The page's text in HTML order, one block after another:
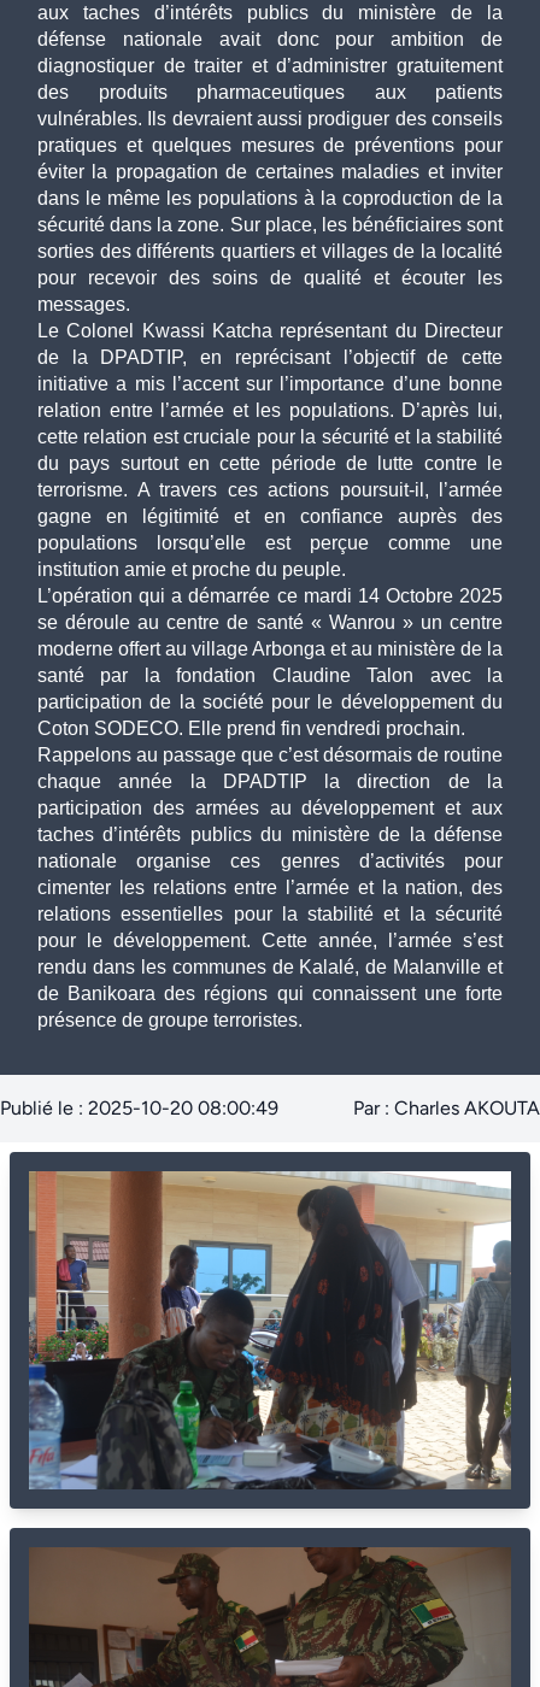
aux taches d’intérêts publics du ministère de la
défense nationale avait donc pour ambition de
diagnostiquer de traiter et d’administrer gratuitement
des produits pharmaceutiques aux patients
vulnérables. Ils devraient aussi prodiguer des conseils
pratiques et quelques mesures de préventions pour
éviter la propagation de certaines maladies et inviter
dans le même les populations à la coproduction de la
sécurité dans la zone. Sur place, les bénéficiaires sont
sorties des différents quartiers et villages de la localité
pour recevoir des soins de qualité et écouter les
messages.
Le Colonel Kwassi Katcha représentant du Directeur
de la DPADTIP, en reprécisant l’objectif de cette
initiative a mis l’accent sur l’importance d’une bonne
relation entre l’armée et les populations. D’après lui,
cette relation est cruciale pour la sécurité et la stabilité
du pays surtout en cette période de lutte contre le
terrorisme. A travers ces actions poursuit-il, l’armée
gagne en légitimité et en confiance auprès des
populations lorsqu’elle est perçue comme une
institution amie et proche du peuple.
L’opération qui a démarrée ce mardi 14 Octobre 2025
se déroule au centre de santé « Wanrou » un centre
moderne offert au village Arbonga et au ministère de la
santé par la fondation Claudine Talon avec la
participation de la société pour le développement du
Coton SODECO. Elle prend fin vendredi prochain.
Rappelons au passage que c’est désormais de routine
chaque année la DPADTIP la direction de la
participation des armées au développement et aux
taches d’intérêts publics du ministère de la défense
nationale organise ces genres d’activités pour
cimenter les relations entre l’armée et la nation, des
relations essentielles pour la stabilité et la sécurité
pour le développement. Cette année, l’armée s’est
rendu dans les communes de Kalalé, de Malanville et
de Banikoara des régions qui connaissent une forte
présence de groupe terroristes.
Publié le : 2025-10-20 08:00:49 Par : Charles AKOUTA